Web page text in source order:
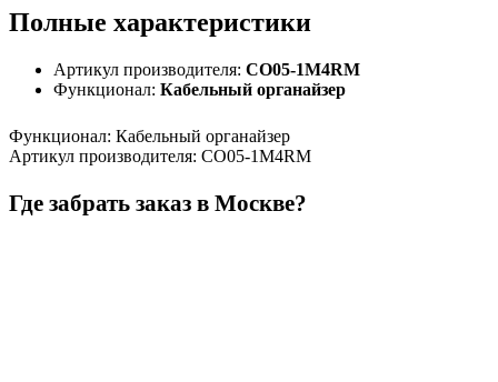
Полные характеристики
Артикул производителя: CO05-1M4RM
Функционал: Кабельный органайзер
Функционал: Кабельный органайзер
Артикул производителя: CO05-1M4RM
Где забрать заказ в Москве?